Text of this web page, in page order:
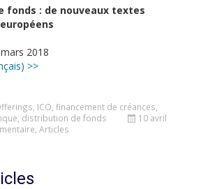
fonds : de nouveaux textes
2018
>>
ICO financement de créances
distribution de fonds
10 avril
Articles